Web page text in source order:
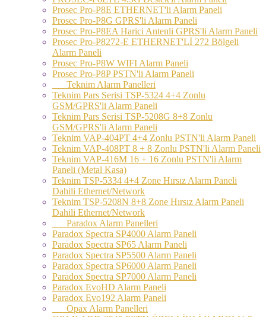
Prosec Pro-P8E ETHERNET'li Alarm Paneli
Prosec Pro-P8G GPRS'li Alarm Paneli
Prosec Pro-P8EA Harici Antenli GPRS'li Alarm Paneli
Prosec Pro-P8272-E ETHERNET'Lİ 272 Bölgeli
Alarm Paneli
Prosec Pro-P8W WIFI Alarm Paneli
Prosec Pro-P8P PSTN'li Alarm Paneli
Teknim Alarm Panelleri
Teknim Pars Serisi TSP-5324 4+4 Zonlu
GSM/GPRS'li Alarm Paneli
Teknim Pars Serisi TSP-5208G 8+8 Zonlu
GSM/GPRS'li Alarm Paneli
Teknim VAP-404PT 4+4 Zonlu PSTN'li Alarm Paneli
Teknim VAP-408PT 8 + 8 Zonlu PSTN'li Alarm Paneli
Teknim VAP-416M 16 + 16 Zonlu PSTN'li Alarm
Paneli (Metal Kasa)
Teknim TSP-5334 4+4 Zone Hırsız Alarm Paneli
Dahili Ethernet/Network
Teknim TSP-5208N 8+8 Zone Hırsız Alarm Paneli
Dahili Ethernet/Network
Paradox Alarm Panelleri
Paradox Spectra SP4000 Alarm Paneli
Paradox Spectra SP65 Alarm Paneli
Paradox Spectra SP5500 Alarm Paneli
Paradox Spectra SP6000 Alarm Paneli
Paradox Spectra SP7000 Alarm Paneli
Paradox EvoHD Alarm Paneli
Paradox Evo192 Alarm Paneli
Opax Alarm Panelleri